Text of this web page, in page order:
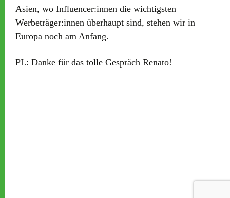
Asien, wo Influencer:innen die wichtigsten
Werbeträger:innen überhaupt sind, stehen wir in
Europa noch am Anfang.
PL: Danke für das tolle Gespräch Renato!